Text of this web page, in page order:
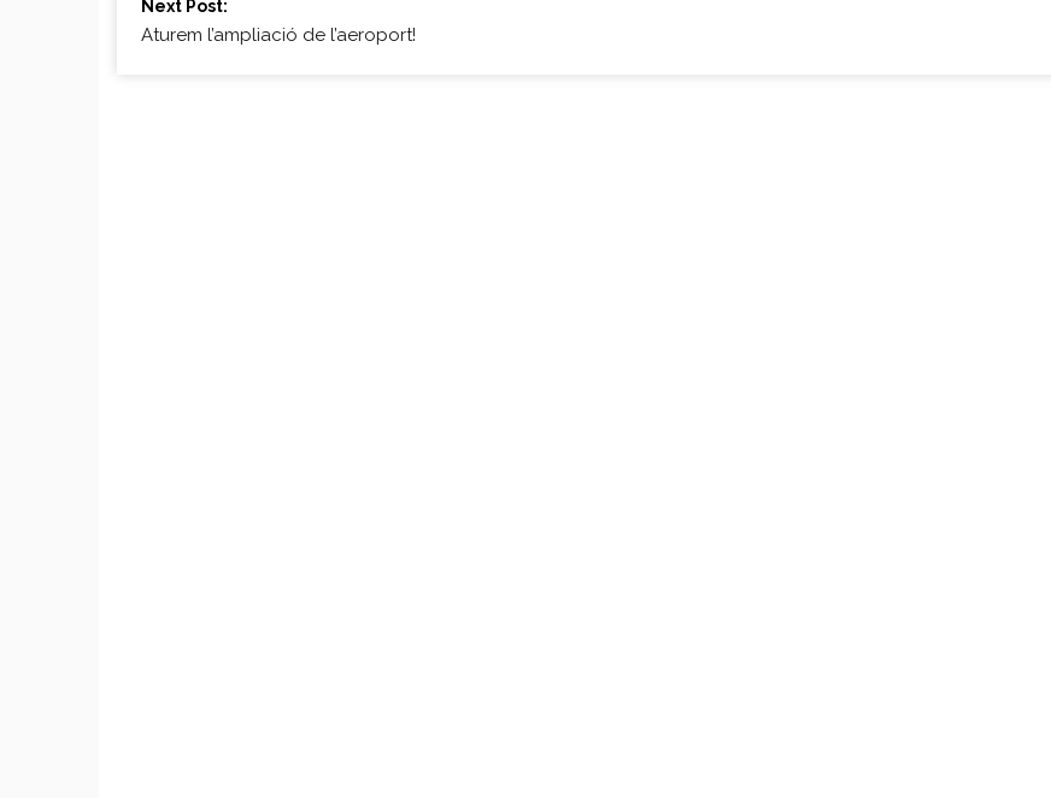
Reading
Next Post:
Aturem l’ampliació de l’aeroport!